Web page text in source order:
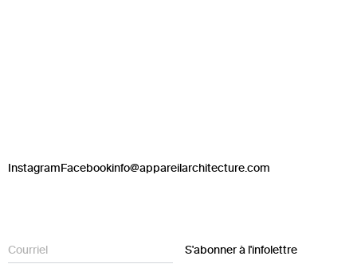
InstagramFacebookinfo@appareilarchitecture.com
S'abonner à l'infolettre